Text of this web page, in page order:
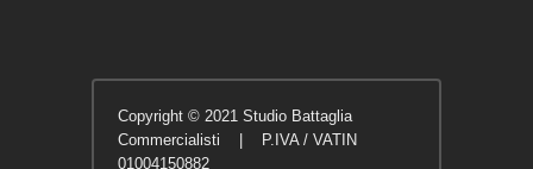
Copyright © 2021 Studio Battaglia
Commercialisti | P.IVA / VATIN
01004150882